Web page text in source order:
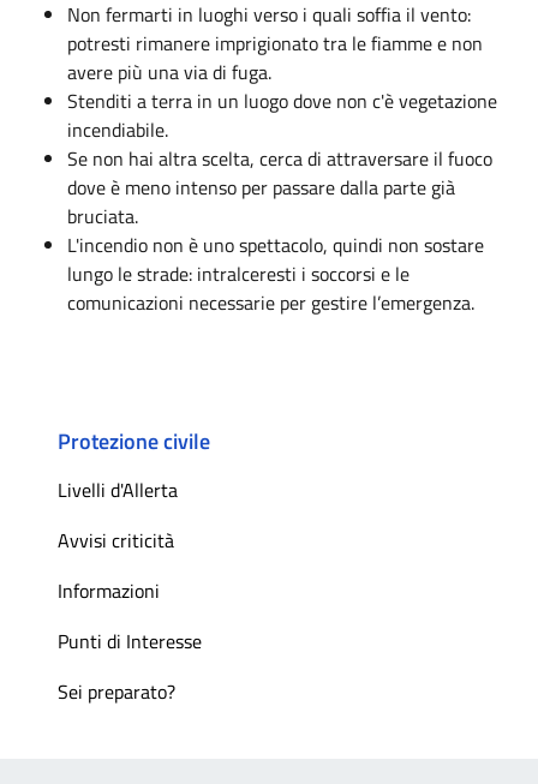
Non fermarti in luoghi verso i quali soffia il vento:
potresti rimanere imprigionato tra le fiamme e non
avere più una via di fuga.
Stenditi a terra in un luogo dove non c'è vegetazione
incendiabile.
Se non hai altra scelta, cerca di attraversare il fuoco
dove è meno intenso per passare dalla parte già
bruciata.
L'incendio non è uno spettacolo, quindi non sostare
lungo le strade: intralceresti i soccorsi e le
comunicazioni necessarie per gestire l’emergenza.
Protezione civile
Livelli d'Allerta
Avvisi criticità
Informazioni
Punti di Interesse
Sei preparato?